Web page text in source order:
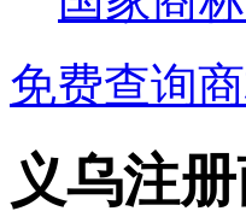
免费查询
义乌注